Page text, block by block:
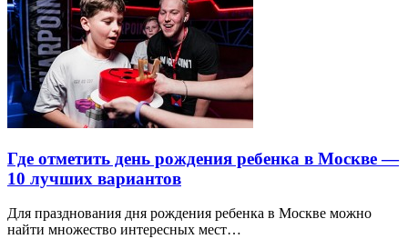
Где отметить день рождения ребенка в Москве —
10 лучших вариантов
Для празднования дня рождения ребенка в Москве можно
найти множество интересных мест…